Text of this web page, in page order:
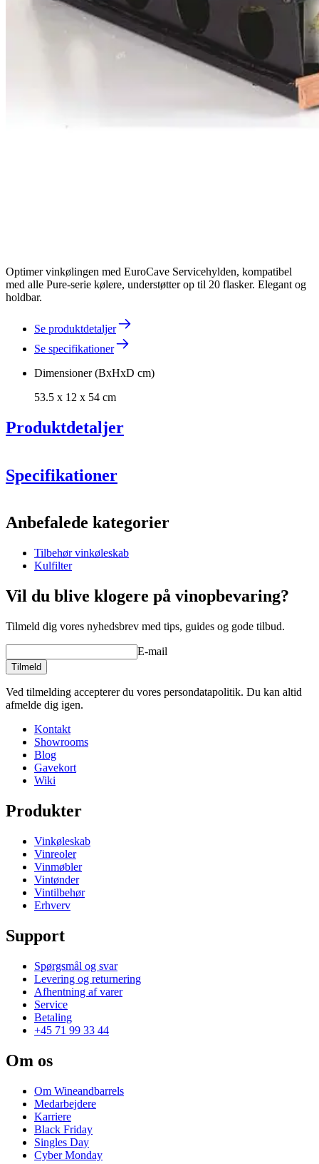
Optimer vinkølingen med EuroCave Servicehylden, kompatibel
med alle Pure-serie kølere, understøtter op til 20 flasker. Elegant og
holdbar.
Se produktdetaljer
Se specifikationer
Dimensioner (BxHxD cm)
53.5 x 12 x 54 cm
Produktdetaljer
EuroCave
Specifikationer
ProduktnummerACVH
Generelt
FinishBøg
Dybde (cm)
product extension
Status When Soldout
Anbefalede kategorier
Tilbehør vinkøleskab
Kulfilter
Vil du blive klogere på vinopbevaring?
Tilmeld dig vores nyhedsbrev med tips, guides og gode tilbud.
E-mail
Tilmeld
Ved tilmelding accepterer du vores persondatapolitik. Du kan altid
afmelde dig igen.
Kontakt
Showrooms
Blog
Gavekort
Wiki
Produkter
Vinkøleskab
Vinreoler
Vinmøbler
Vintønder
Vintilbehør
Erhverv
Support
Spørgsmål og svar
Levering og returnering
Afhentning af varer
Service
Betaling
+45 71 99 33 44
Om os
Om Wineandbarrels
Medarbejdere
Karriere
Black Friday
Singles Day
Cyber Monday